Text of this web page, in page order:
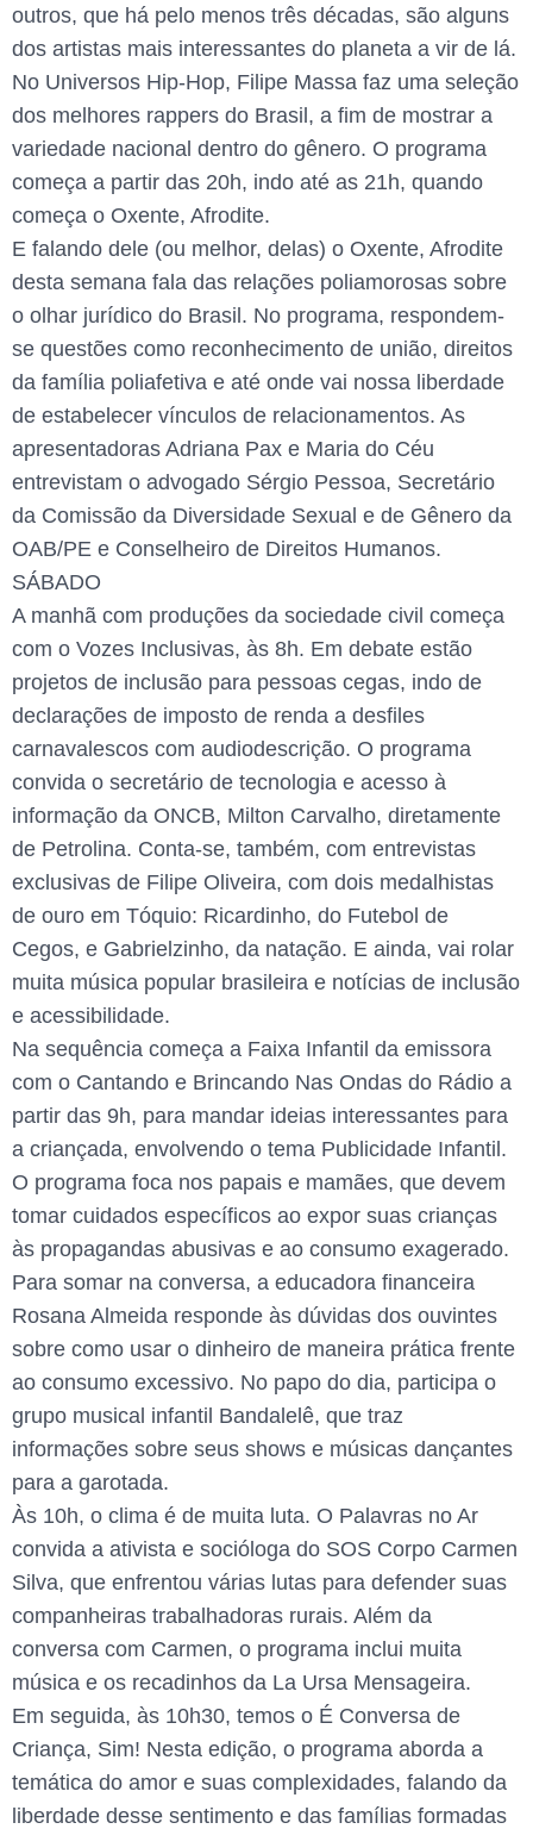
outros, que há pelo menos três décadas, são alguns
dos artistas mais interessantes do planeta a vir de lá.
No Universos Hip-Hop, Filipe Massa faz uma seleção
dos melhores rappers do Brasil, a fim de mostrar a
variedade nacional dentro do gênero. O programa
começa a partir das 20h, indo até as 21h, quando
começa o Oxente, Afrodite.
E falando dele (ou melhor, delas) o Oxente, Afrodite
desta semana fala das relações poliamorosas sobre
o olhar jurídico do Brasil. No programa, respondem-
se questões como reconhecimento de união, direitos
da família poliafetiva e até onde vai nossa liberdade
de estabelecer vínculos de relacionamentos. As
apresentadoras Adriana Pax e Maria do Céu
entrevistam o advogado Sérgio Pessoa, Secretário
da Comissão da Diversidade Sexual e de Gênero da
OAB/PE e Conselheiro de Direitos Humanos.
SÁBADO
A manhã com produções da sociedade civil começa
com o Vozes Inclusivas, às 8h. Em debate estão
projetos de inclusão para pessoas cegas, indo de
declarações de imposto de renda a desfiles
carnavalescos com audiodescrição. O programa
convida o secretário de tecnologia e acesso à
informação da ONCB, Milton Carvalho, diretamente
de Petrolina. Conta-se, também, com entrevistas
exclusivas de Filipe Oliveira, com dois medalhistas
de ouro em Tóquio: Ricardinho, do Futebol de
Cegos, e Gabrielzinho, da natação. E ainda, vai rolar
muita música popular brasileira e notícias de inclusão
e acessibilidade.
Na sequência começa a Faixa Infantil da emissora
com o Cantando e Brincando Nas Ondas do Rádio a
partir das 9h, para mandar ideias interessantes para
a criançada, envolvendo o tema Publicidade Infantil.
O programa foca nos papais e mamães, que devem
tomar cuidados específicos ao expor suas crianças
às propagandas abusivas e ao consumo exagerado.
Para somar na conversa, a educadora financeira
Rosana Almeida responde às dúvidas dos ouvintes
sobre como usar o dinheiro de maneira prática frente
ao consumo excessivo. No papo do dia, participa o
grupo musical infantil Bandalelê, que traz
informações sobre seus shows e músicas dançantes
para a garotada.
Às 10h, o clima é de muita luta. O Palavras no Ar
convida a ativista e socióloga do SOS Corpo Carmen
Silva, que enfrentou várias lutas para defender suas
companheiras trabalhadoras rurais. Além da
conversa com Carmen, o programa inclui muita
música e os recadinhos da La Ursa Mensageira.
Em seguida, às 10h30, temos o É Conversa de
Criança, Sim! Nesta edição, o programa aborda a
temática do amor e suas complexidades, falando da
liberdade desse sentimento e das famílias formadas